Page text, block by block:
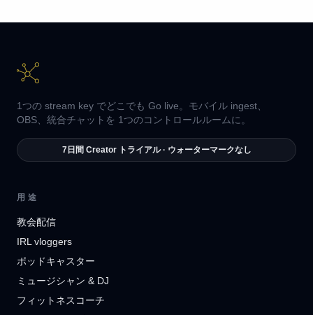
1つの stream key でどこでも Go live。モバイル ingest、
OBS、統合チャットを 1つのコントロールルームに。
7日間 Creator トライアル · ウォーターマークなし
用途
教会配信
IRL vloggers
ポッドキャスター
ミュージシャン & DJ
フィットネスコーチ